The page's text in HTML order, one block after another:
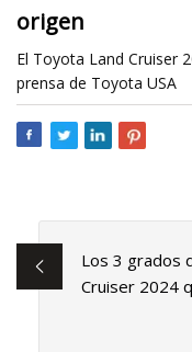
origen
El Toyota Land Cruiser
prensa de Toyota USA
Los 3 grados
Cruiser 2024